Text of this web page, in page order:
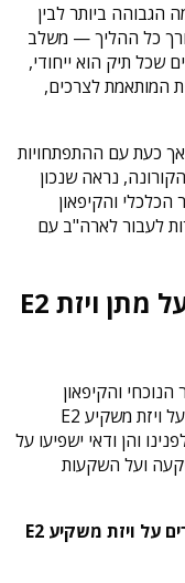
הגבוהה ביותר לבין
כל ההליך — משלב
שכל תיק הוא ייחודי,
המותאמת לצרכים,
כעת עם ההתפתחויות
נראה שנכון
והקיפאון
לעבור לארה"ב עם
האם וירוס הקורונה ישפיע על מתן ויזת E2
והקיפאון
הכלכלי בעולם בכלל ובארה"ב בפרט ישפיע על ויזת משקיע E2
והן ודאי ישפיעו על
ועל השקעות
לטעמי ישנן מספר אפשרויות כאשר מדברים על ויזת משקיע E2